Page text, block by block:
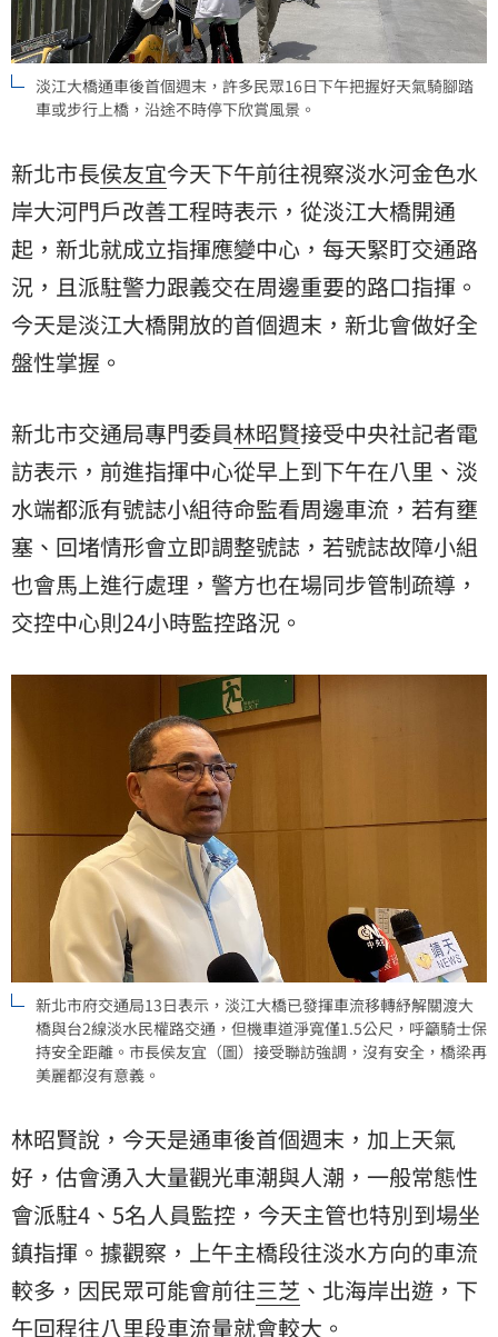
淡江大橋通車後首個週末，許多民眾16日下午把握好天氣騎腳踏
車或步行上橋，沿途不時停下欣賞風景。
新北市長侯友宜今天下午前往視察淡水河金色水
岸大河門戶改善工程時表示，從淡江大橋開通
起，新北就成立指揮應變中心，每天緊盯交通路
況，且派駐警力跟義交在周邊重要的路口指揮。
今天是淡江大橋開放的首個週末，新北會做好全
盤性掌握。
新北市交通局專門委員林昭賢接受中央社記者電
訪表示，前進指揮中心從早上到下午在八里、淡
水端都派有號誌小組待命監看周邊車流，若有壅
塞、回堵情形會立即調整號誌，若號誌故障小組
也會馬上進行處理，警方也在場同步管制疏導，
交控中心則24小時監控路況。
新北市府交通局13日表示，淡江大橋已發揮車流移轉紓解關渡大
橋與台2線淡水民權路交通，但機車道淨寬僅1.5公尺，呼籲騎士保
持安全距離。市長侯友宜（圖）接受聯訪強調，沒有安全，橋梁再
美麗都沒有意義。
林昭賢說，今天是通車後首個週末，加上天氣
好，估會湧入大量觀光車潮與人潮，一般常態性
會派駐4、5名人員監控，今天主管也特別到場坐
鎮指揮。據觀察，上午主橋段往淡水方向的車流
較多，因民眾可能會前往三芝 、北海岸出遊，下
午回程往八里段車流量就會較大。